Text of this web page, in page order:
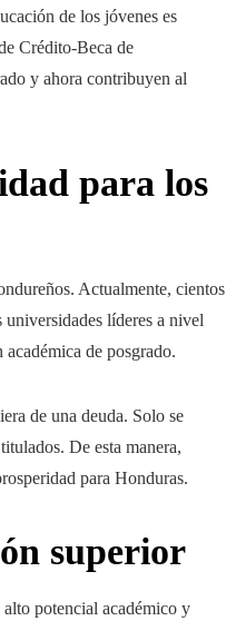
de los jóvenes es
Crédito-Beca de
y ahora contribuyen al
para los
Actualmente, cientos
universidades líderes a nivel
de posgrado.
de una deuda. Solo se
De esta manera,
para Honduras.
superior
potencial académico y